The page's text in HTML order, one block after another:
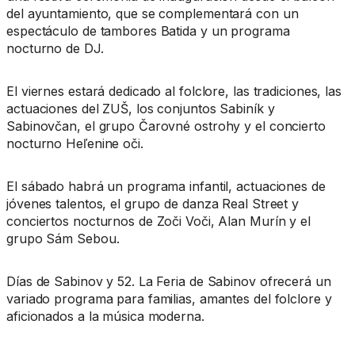
del ayuntamiento, que se complementará con un
espectáculo de tambores Batida y un programa
nocturno de DJ.
El viernes estará dedicado al folclore, las tradiciones, las
actuaciones del ZUŠ, los conjuntos Sabiník y
Sabinovčan, el grupo Čarovné ostrohy y el concierto
nocturno Heľenine oči.
El sábado habrá un programa infantil, actuaciones de
jóvenes talentos, el grupo de danza Real Street y
conciertos nocturnos de Zoči Voči, Alan Murín y el
grupo Sám Sebou.
Días de Sabinov y 52. La Feria de Sabinov ofrecerá un
variado programa para familias, amantes del folclore y
aficionados a la música moderna.